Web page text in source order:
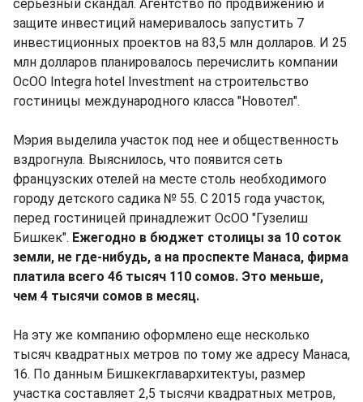
серьезный скандал. Агентство по продвижению и
защите инвестиций намеривалось запустить 7
инвестиционных проектов на 83,5 млн долларов. И 25
млн долларов планировалось перечислить компании
ОсОО Integra hotel Investment на строительство
гостиницы международного класса "Новотел".
Мэрия выделила участок под нее и общественность
вздрогнула. Выяснилось, что появится сеть
французских отелей на месте столь необходимого
городу детского садика № 55. С 2015 года участок,
перед гостиницей принадлежит ОсОО "Гузелиш
Бишкек". Ежегодно в бюджет столицы за 10 соток
земли, не где-нибудь, а на проспекте Манаса, фирма
платила всего 46 тысяч 110 сомов. Это меньше,
чем 4 тысячи сомов в месяц.
На эту же компанию оформлено еще несколько
тысяч квадратных метров по тому же адресу Манаса,
16. По данным Бишкекглавархитектуы, размер
участка составляет 2,5 тысячи квадратных метров,